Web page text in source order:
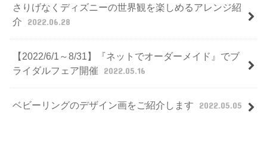
さりげなくディズニーの世界観を楽しめるアレンジ紹
介
2022.06.28
【2022/6/1～8/31】『ネットでオーダーメイド』でブ
ライダルフェア開催
2022.05.16
ベビーリングのデザイン画をご紹介します 2022.05.05